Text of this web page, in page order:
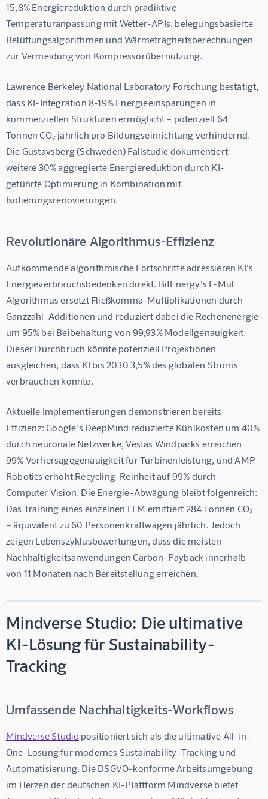
15,8% Energiereduktion durch prädiktive
Temperaturanpassung mit Wetter-APIs, belegungsbasierte
Belüftungsalgorithmen und Wärmeträgheitsberechnungen
zur Vermeidung von Kompressorübernutzung.
Lawrence Berkeley National Laboratory Forschung bestätigt,
dass KI-Integration 8-19% Energieeinsparungen in
kommerziellen Strukturen ermöglicht – potenziell 64
Tonnen CO₂ jährlich pro Bildungseinrichtung verhindernd.
Die Gustavsberg (Schweden) Fallstudie dokumentiert
weitere 30% aggregierte Energiereduktion durch KI-
geführte Optimierung in Kombination mit
Isolierungsrenovierungen.
Revolutionäre Algorithmus-Effizienz
Aufkommende algorithmische Fortschritte adressieren KI's
Energieverbrauchsbedenken direkt. BitEnergy's L-Mul
Algorithmus ersetzt Fließkomma-Multiplikationen durch
Ganzzahl-Additionen und reduziert dabei die Rechenenergie
um 95% bei Beibehaltung von 99,93% Modellgenauigkeit.
Dieser Durchbruch könnte potenziell Projektionen
ausgleichen, dass KI bis 2030 3,5% des globalen Stroms
verbrauchen könnte.
Aktuelle Implementierungen demonstrieren bereits
Effizienz: Google's DeepMind reduzierte Kühlkosten um 40%
durch neuronale Netzwerke, Vestas Windparks erreichen
99% Vorhersagegenauigkeit für Turbinenleistung, und AMP
Robotics erhöht Recycling-Reinheit auf 99% durch
Computer Vision. Die Energie-Abwägung bleibt folgenreich:
Das Training eines einzelnen LLM emittiert 284 Tonnen CO₂
– äquivalent zu 60 Personenkraftwagen jährlich. Jedoch
zeigen Lebenszyklusbewertungen, dass die meisten
Nachhaltigkeitsanwendungen Carbon-Payback innerhalb
von 11 Monaten nach Bereitstellung erreichen.
Mindverse Studio: Die ultimative
KI-Lösung für Sustainability-
Tracking
Umfassende Nachhaltigkeits-Workflows
Mindverse Studio positioniert sich als die ultimative All-in-
One-Lösung für modernes Sustainability-Tracking und
Automatisierung. Die DSGVO-konforme Arbeitsumgebung
im Herzen der deutschen KI-Plattform Mindverse bietet